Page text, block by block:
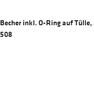
Becher inkl. O-Ring auf
508